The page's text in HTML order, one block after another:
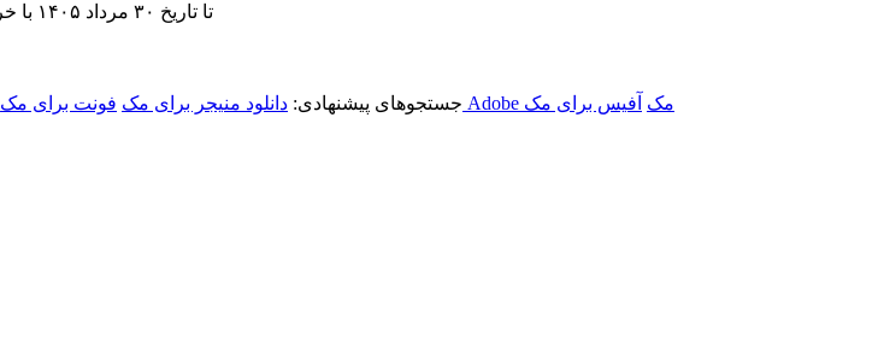
تا تاریخ ۳۰ مرداد ۱۴۰۵ با خرید هر گیفت‌کارت، ۲۰ درصد تخفیف اشتراک اپ‌استور مک نید را دریافت کنید.
جستجوهای پیشنهادی: دانلود منیجر برای مک فونت برای مک برنامه‌های Adobe مک آفیس برای مک